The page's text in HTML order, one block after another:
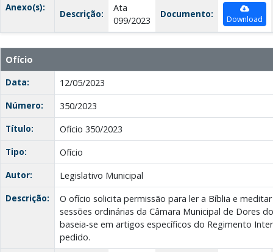
Anexo(s):
Descrição:
Ata
099/2023
Documento: Download
Ofício
Data:
12/05/2023
Número:
350/2023
Título:
Ofício 350/2023
Tipo:
Ofício
Autor:
Legislativo Municipal
Descrição:
O ofício solicita permissão para ler a Bíblia e
sessões ordinárias da Câmara Municipal de Dores
baseia-se em artigos específicos do Regimento
pedido.